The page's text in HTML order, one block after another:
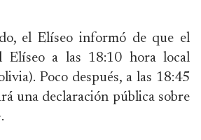
el Elíseo informó de que el
Elíseo a las 18:10 hora local
Poco después, a las 18:45
una declaración pública sobre